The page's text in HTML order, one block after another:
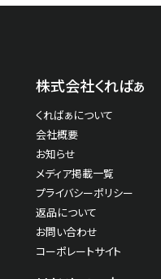
株式会社くればぁ
くればぁについて
会社概要
お知らせ
メディア掲載一覧
プライバシーポリシー
返品について
お問い合わせ
コーポレートサイト